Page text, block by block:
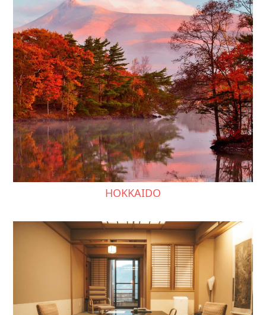
HOKKAIDO